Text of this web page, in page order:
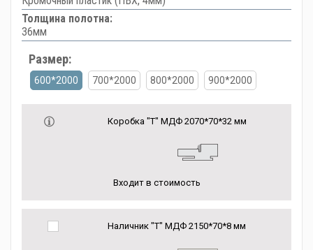
Толщина полотна:
36мм
Размер:
600*2000 700*2000 800*2000 900*2000
Коробка "Т" МДФ 2070*70*32 мм
Входит в стоимость
Наличник "Т" МДФ 2150*70*8 мм